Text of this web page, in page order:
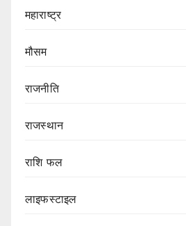
महाराष्ट्र
मौसम
राजनीति
राजस्थान
राशि फल
लाइफस्टाइल